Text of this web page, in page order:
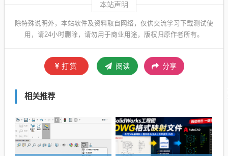
本站声明
除特殊说明外，本站软件及资料取自网络，仅供交流学习下载测试使
用，请24小时删除，请勿用于商业用途，版权归原作者所有。
打赏 阅读 分享
相关推荐